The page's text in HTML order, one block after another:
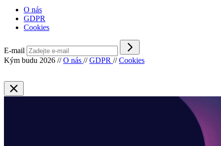
O nás
GDPR
Cookies
E-mail
Kým budu 2026 // O nás // GDPR // Cookies